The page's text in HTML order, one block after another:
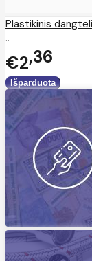
Plastikinis
..
€2 36